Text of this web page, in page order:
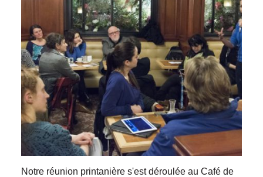
Notre réunion printanière s'est déroulée au Café de